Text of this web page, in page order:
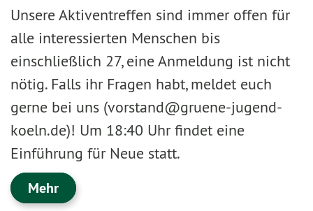
Unsere Aktiventreffen sind immer offen für
alle interessierten Menschen bis
einschließlich 27, eine Anmeldung ist nicht
nötig. Falls ihr Fragen habt, meldet euch
gerne bei uns (vorstand@gruene-jugend-
koeln.de)! Um 18:40 Uhr findet eine
Einführung für Neue statt.
Mehr